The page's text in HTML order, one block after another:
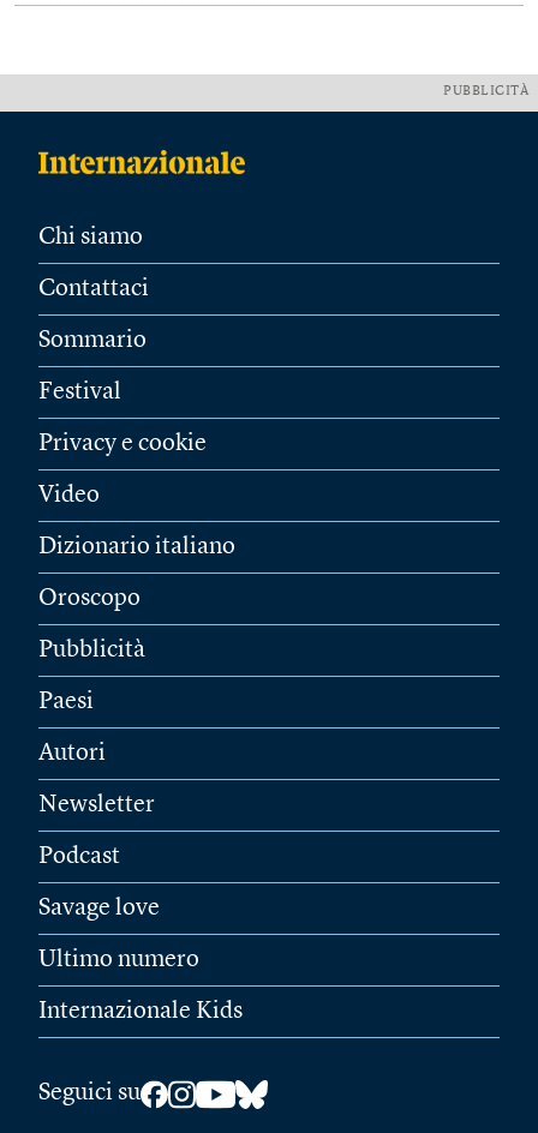
PUBBLICITÀ
Chi siamo
Contattaci
Sommario
Festival
Privacy e cookie
Video
Dizionario italiano
Oroscopo
Pubblicità
Paesi
Autori
Newsletter
Podcast
Savage love
Ultimo numero
Internazionale Kids
Seguici su